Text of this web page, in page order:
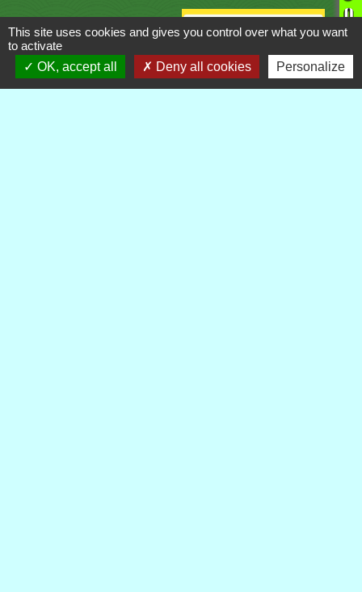
This site uses cookies and gives you control over what you want
to activate
OK, accept all
Deny all cookies Personalize